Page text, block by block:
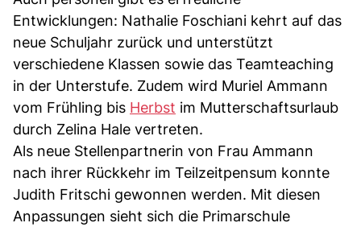
Entwicklungen: Nathalie Foschiani kehrt auf das
neue Schuljahr zurück und unterstützt
verschiedene Klassen sowie das Teamteaching
in der Unterstufe. Zudem wird Muriel Ammann
vom Frühling bis Herbst im Mutterschaftsurlaub
durch Zelina Hale vertreten.
Als neue Stellenpartnerin von Frau Ammann
nach ihrer Rückkehr im Teilzeitpensum konnte
Judith Fritschi gewonnen werden. Mit diesen
Anpassungen sieht sich die Primarschule